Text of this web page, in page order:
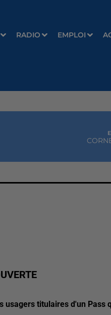
RADIO EMPLOI
titulaires d'un Pass